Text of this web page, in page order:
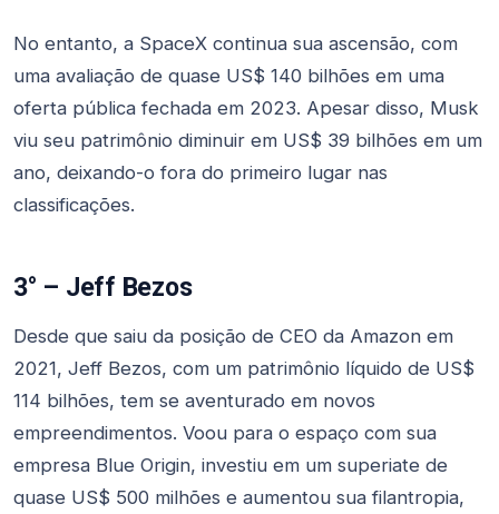
No entanto, a SpaceX continua sua ascensão, com
uma avaliação de quase US$ 140 bilhões em uma
oferta pública fechada em 2023. Apesar disso, Musk
viu seu patrimônio diminuir em US$ 39 bilhões em um
ano, deixando-o fora do primeiro lugar nas
classificações.
3° – Jeff Bezos
Desde que saiu da posição de CEO da Amazon em
2021, Jeff Bezos, com um patrimônio líquido de US$
114 bilhões, tem se aventurado em novos
empreendimentos. Voou para o espaço com sua
empresa Blue Origin, investiu em um superiate de
quase US$ 500 milhões e aumentou sua filantropia,